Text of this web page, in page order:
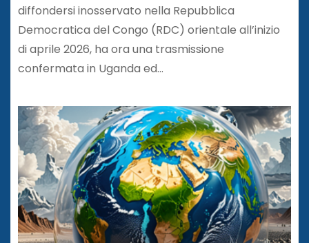
diffondersi inosservato nella Repubblica
Democratica del Congo (RDC) orientale all’inizio
di aprile 2026, ha ora una trasmissione
confermata in Uganda ed…